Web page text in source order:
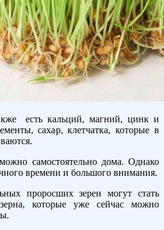
есть кальций, магний, цинк и
сахар, клетчатка, которые в
самостоятельно дома. Однако
времени и большого внимания.
проросших зерен могут стать
которые уже сейчас можно